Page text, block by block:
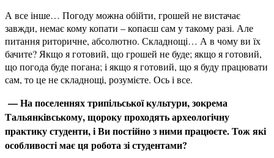
А все інше… Погоду можна обійти, грошей не вистачає
завжди, немає кому копати – копаєш сам у такому разі. Але
питання риторичне, абсолютно. Складнощі… А в чому ви їх
бачите? Якщо я готовий, що грошей не буде; якщо я готовий,
що погода буде погана; і якщо я готовий, що я буду працювати
сам, то це не складнощі, розумієте. Ось і все.
— На поселеннях трипільської культури, зокрема
Тальянківському,щороку проходять археологічну
практику студенти, і Ви постійно з ними працюєте. Тожякі
особливості має ця робота зі студентами?